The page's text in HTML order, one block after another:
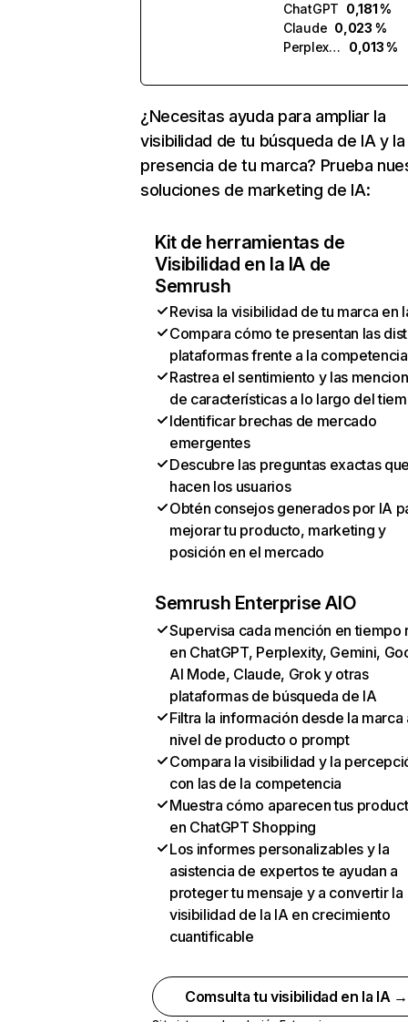
ChatGPT 0,181 %
Claude 0,023 %
Perplexity
0,013 %
¿Necesitas ayuda para ampliar la
visibilidad de tu búsqueda de IA y la
presencia de tu marca? Prueba
soluciones de marketing de IA:
Kit de herramientas de
Visibilidad en la IA de
Semrush
Revisa la visibilidad de tu marca en
Compara cómo te presentan las
plataformas frente a la competencia
Rastrea el sentimiento y las
de características a lo largo del
Identificar brechas de mercado
emergentes
Descubre las preguntas exactas
hacen los usuarios
Obtén consejos generados por IA
mejorar tu producto, marketing y
posición en el mercado
Semrush Enterprise AIO
Supervisa cada mención en tiempo
en ChatGPT, Perplexity, Gemini,
AI Mode, Claude, Grok y otras
plataformas de búsqueda de IA
Filtra la información desde la marca
nivel de producto o prompt
Compara la visibilidad y la
con las de la competencia
Muestra cómo aparecen tus
en ChatGPT Shopping
Los informes personalizables y la
asistencia de expertos te ayudan a
proteger tu mensaje y a convertir la
visibilidad de la IA en crecimiento
cuantificable
Comsulta tu visibilidad en la IA →